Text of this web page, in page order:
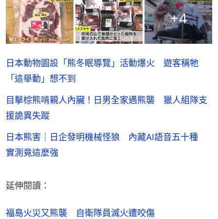
+4
日本動物園設「熊冬眠導覽」活動爆火 遊客稱牠
「這舉動」想不到
目擊棕熊啃親人內臟！日男全家遇熊襲 獵人組隊支
援詭異失蹤
日本熊害｜日企發明機械怪狼 內藏AI語音五十種
實測竟這麼強
延伸閱讀：
福島火災又熊襲　自衛隊員滅火遭咬傷